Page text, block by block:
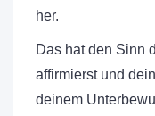
her.
Das hat den Sinn
affirmierst und
deinem